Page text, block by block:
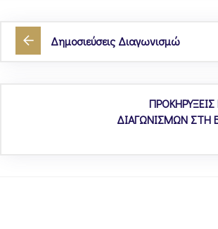
Δημοσιεύσεις Διαγωνισμώ
ΠΡΟΚΗΡΥΞΕΙΣ
ΔΙΑΓΩΝΙΣΜΩΝ ΣΤΗ